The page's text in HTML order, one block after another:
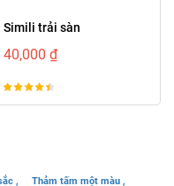
Simili trải sàn
40,000 ₫
, Thảm tấm một màu ,